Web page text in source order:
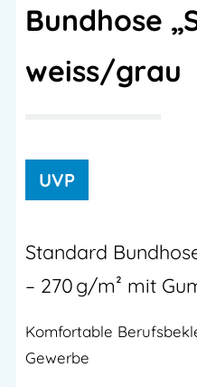
Bundhose
weiss/grau
Standard
– 270 g/m² mit
Komfortable
Gewerbe